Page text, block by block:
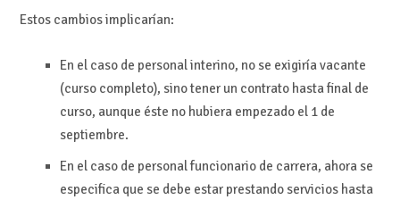
Estos cambios implicarían:
En el caso de personal interino, no se exigiría vacante
(curso completo), sino tener un contrato hasta final de
curso, aunque éste no hubiera empezado el 1 de
septiembre.
En el caso de personal funcionario de carrera, ahora se
especifica que se debe estar prestando servicios hasta